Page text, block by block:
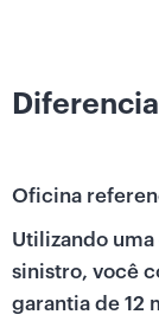
Oficina
Utilizando
sinistro, você
garantia de 12